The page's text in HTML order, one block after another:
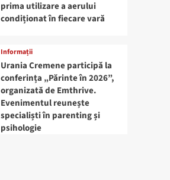
prima utilizare a aerului
condiționat în fiecare vară
Informații
Urania Cremene participă la
conferința „Părinte în 2026”,
organizată de Emthrive.
Evenimentul reunește
specialiști în parenting și
psihologie